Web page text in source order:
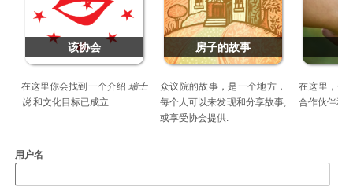
该协会 房子的故事
在这里你会找到一个介绍 瑞士
说 和文化目标已成立.
众议院的故事，是一个地方，
每个人可以来发现和分享故事,
或享受协会提供.
在这里，你
合作伙伴和
用户名